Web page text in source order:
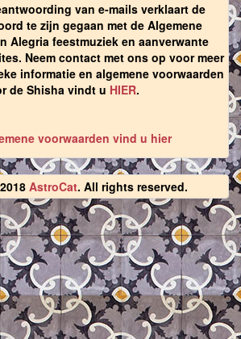
van e-mails verklaart de
te zijn gegaan met de Algemene
Alegria feestmuziek en aanverwante
Neem contact met ons op voor meer
informatie en algemene voorwaarden
de Shisha vindt u HIER.
voorwaarden vind u hier
AstroCat. All rights reserved.